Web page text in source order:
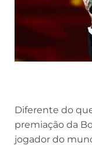
Diferente do
premiação da
jogador do